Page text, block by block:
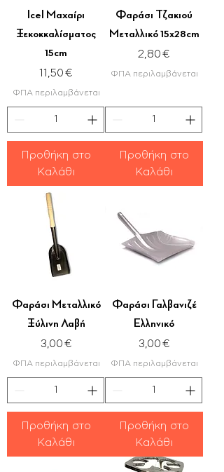
Icel Μαχαίρι
Ξεκοκκαλίσματος
15cm
Τιμή
11,50 €
ΦΠΑ περιλαμβάνεται
Προθήκη στο
Καλάθι
Φαράσι Τζακιού
Μεταλλικό 15x28cm
Τιμή
2,80 €
ΦΠΑ περιλαμβάνεται
Προθήκη στο
Καλάθι
Φαράσι Μεταλλικό
Ξύλινη Λαβή
Τιμή
3,00 €
ΦΠΑ περιλαμβάνεται
Προθήκη στο
Καλάθι
Φαράσι Γαλβανιζέ
Ελληνικό
Τιμή
3,00 €
ΦΠΑ περιλαμβάνεται
Προθήκη στο
Καλάθι